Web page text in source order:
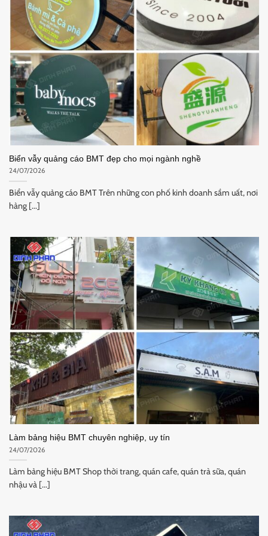
Biển vẫy quảng cáo BMT đẹp cho mọi ngành nghề
24/07/2026
Biển vẫy quảng cáo BMT Trên những con phố kinh doanh sầm uất, nơi
hàng [...]
Làm bảng hiệu BMT chuyên nghiệp, uy tín
24/07/2026
Làm bảng hiệu BMT Shop thời trang, quán cafe, quán trà sữa, quán
nhậu và [...]